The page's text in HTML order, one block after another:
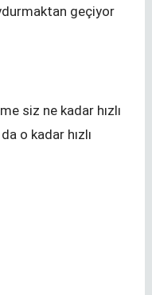
geçiyor
siz ne kadar hızlı
o kadar hızlı